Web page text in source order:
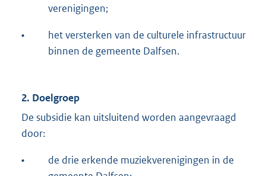
verenigingen;
•
het versterken van de culturele infrastructuur
binnen de gemeente Dalfsen.
2. Doelgroep
De subsidie kan uitsluitend worden aangevraagd
door:
•
de drie erkende muziekverenigingen in de